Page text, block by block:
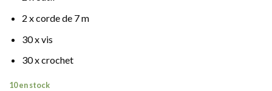
2 x corde de 7 m
30 x vis
30 x crochet
10 en stock